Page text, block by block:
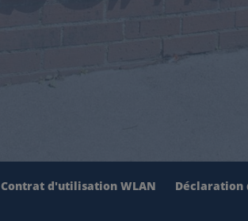
Contrat d'utilisation WLAN Déclaration